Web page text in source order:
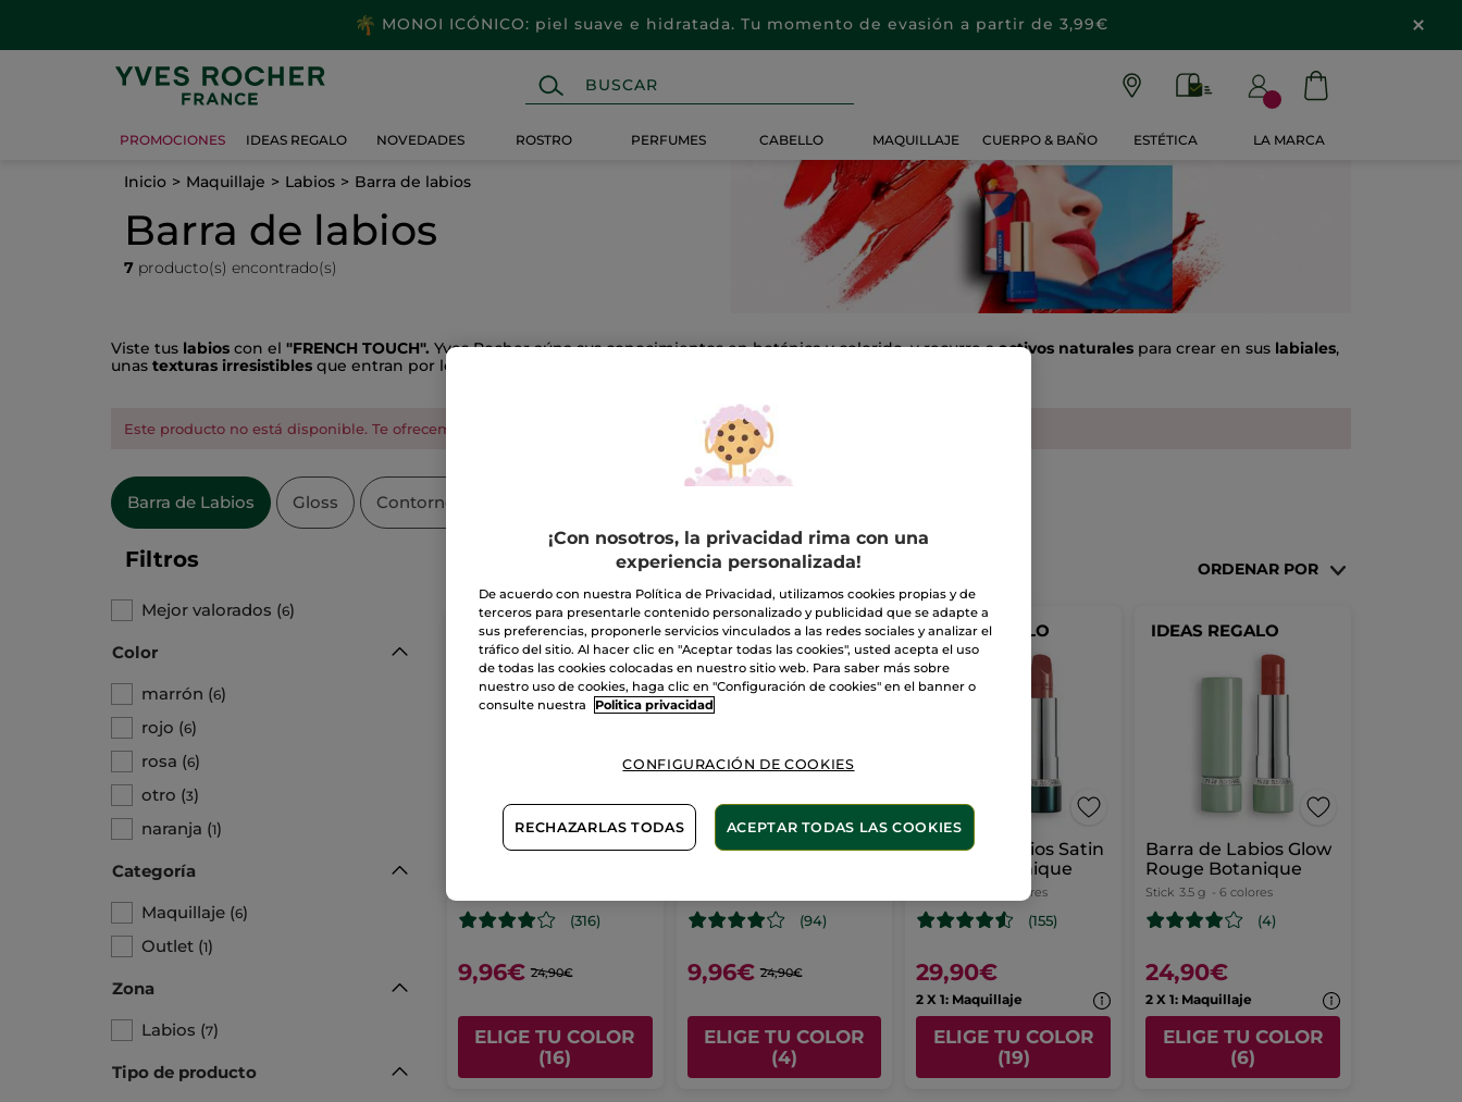
MONOI ICÓNICO: piel suave e hidratada. Tu momento de evasión a partir de 3,99€
PROMOCIONES IDEAS REGALO NOVEDADES ROSTRO PERFUMES CABELLO MAQUILLAJE CUERPO & BAÑO ESTÉTICA LA MARCA
Inicio Maquillaje Labios Barra de labios
Barra de labios
7 producto(s) encontrado(s)
Viste tus labios con el "FRENCH TOUCH". Yves Rocher aúna sus conocimientos en botánica y colorido, y recurre aactivos naturales para crear en sus labiales,
unas texturas irresistibles que entran por los ojos y a través de tu conciencia.
Este producto no está disponible. Te ofrecemos esta selección de productos similares
Barra de Labios Gloss Contorno de Labios
Filtros
Mejor valorados (6)
Color
marrón (6)
rojo (6)
rosa (6)
otro (3)
naranja (1)
Categoría
Maquillaje (6)
Outlet (1)
Zona
Labios (7)
Tipo de producto
ORDENAR POR
Barra de labios
(316)
9,96€ 24,90€
ELIGE TU COLOR
(16)
-60%
Barra de labios
(94)
9,96€ 24,90€
ELIGE TU COLOR
(4)
IDEAS REGALO
Barra de Labios Satin
Rouge Botanique
- 19 colores
(155)
29,90€
2 X 1: Maquillaje
ELIGE TU COLOR
(19)
IDEAS REGALO
Barra de Labios Glow
Rouge Botanique
Stick 3.5 g - 6 colores
(4)
24,90€
2 X 1: Maquillaje
ELIGE TU COLOR
(6)
¡Con nosotros, la privacidad rima con una
experiencia personalizada!
De acuerdo con nuestra Política de Privacidad, utilizamos cookies propias y de
terceros para presentarle contenido personalizado y publicidad que se adapte a
sus preferencias, proponerle servicios vinculados a las redes sociales y analizar el
tráfico del sitio. Al hacer clic en "Aceptar todas las cookies", usted acepta el uso
de todas las cookies colocadas en nuestro sitio web. Para saber más sobre
nuestro uso de cookies, haga clic en "Configuración de cookies" en el banner o
consulte nuestra
Politica privacidad
CONFIGURACIÓN DE COOKIES
RECHAZARLAS TODAS ACEPTAR TODAS LAS COOKIES